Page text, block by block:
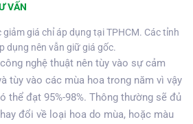
VẤN
giá chỉ áp dụng tại TPHCM. Các tỉnh
dụng nên vẫn giữ giá gốc.
nghệ thuật nên tùy vào sự cảm
tùy vào các mùa hoa trong năm vì vậy
thể đạt 95%-98%. Thông thường sẽ đủ
đổi về loại hoa do mùa, hoặc màu